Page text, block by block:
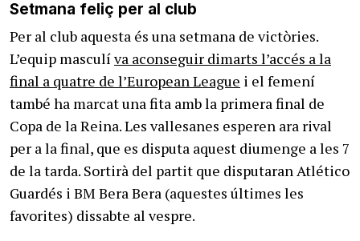
Setmana feliç per al club
Per al club aquesta és una setmana de victòries.
L’equip masculíva aconseguir dimarts l’accés a la
final a quatre de l’European League i el femení
també ha marcat una fita amb la primera final de
Copa de la Reina. Les vallesanes esperen ara rival
per a la final, que es disputa aquest diumenge a les 7
de la tarda. Sortirà del partit que disputaran Atlético
Guardés i BM Bera Bera (aquestes últimes les
favorites) dissabte al vespre.